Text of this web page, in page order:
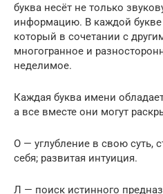
буква несёт не только
информацию. В каждой
который в сочетании с
многогранное и
неделимое.
Каждая буква имени
а все вместе они могут
О — углубление в свою суть,
себя; развитая интуиция.
Л — поиск истинного